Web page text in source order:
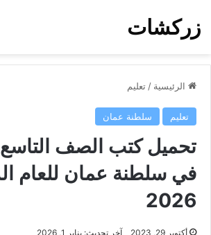
زركشات
الرئيسية / تعليم
تعليم سلطنة عمان
تحميل كتب الصف
في سلطنة عمان للعام
2026
أكتوبر 29, 2023 آخر تحديث: يناير 1, 2026